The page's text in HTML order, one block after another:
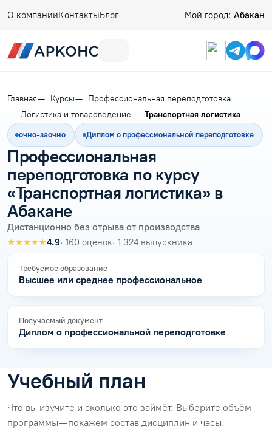
О компанииКонтактыБлог Мой город: Абакан
Главная Курсы
Профессиональная переподготовка
Логистика и товароведение
Транспортная логистика
очно-заочно Диплом о профессиональной переподготовке
Профессиональная
переподготовка по курсу
«Транспортная логистика» в
Абакане
Дистанционно без отрыва от производства
★★★★★4.9· 160 оценок· 1 324 выпускника
Требуемое образование
Высшее или среднее профессиональное
Получаемый документ
Диплом о профессиональной переподготовке
Учебный план
Что вы изучите и сколько это займёт. Выберите объём
программы — покажем состав дисциплин и часы.